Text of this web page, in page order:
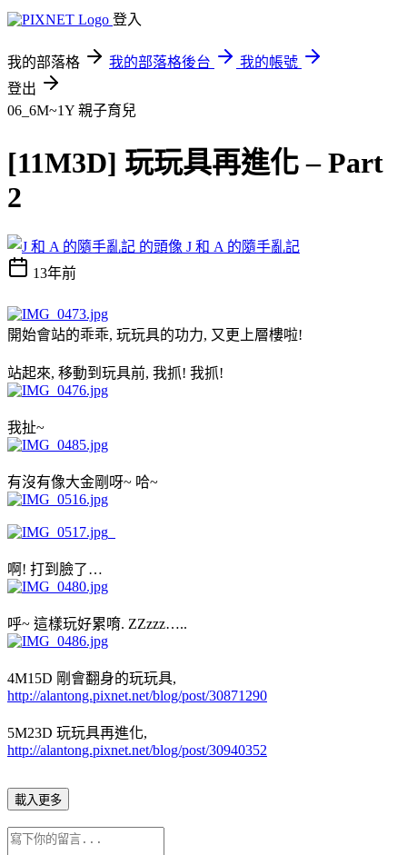
登入
我的部落格 我的部落格後台
我的帳號
登出
06_6M~1Y 親子育兒
[11M3D] 玩玩具再進化 – Part
2
J 和 A 的隨手亂記
13年前
開始會站的乖乖, 玩玩具的功力, 又更上層樓啦!
站起來, 移動到玩具前, 我抓! 我抓!
我扯~
有沒有像大金剛呀~ 哈~
啊! 打到臉了…
呼~ 這樣玩好累唷. ZZzzz…..
4M15D 剛會翻身的玩玩具,
http://alantong.pixnet.net/blog/post/30871290
5M23D 玩玩具再進化,
http://alantong.pixnet.net/blog/post/30940352
載入更多